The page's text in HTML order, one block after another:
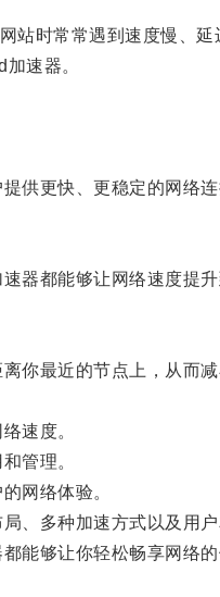
时常常遇到速度慢、延
速器。
更快、更稳定的网络连
都能够让网络速度提升
最近的节点上，从而减
速度。
管理。
网络体验。
多种加速方式以及用户
够让你轻松畅享网络的